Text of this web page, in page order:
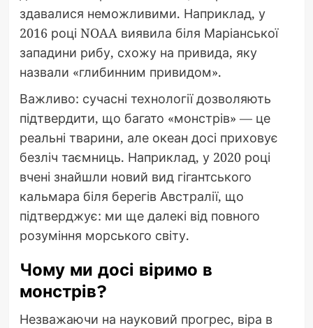
здавалися неможливими. Наприклад, у
2016 році NOAA виявила біля Маріанської
западини рибу, схожу на привида, яку
назвали «глибинним привидом».
Важливо: сучасні технології дозволяють
підтвердити, що багато «монстрів» — це
реальні тварини, але океан досі приховує
безліч таємниць. Наприклад, у 2020 році
вчені знайшли новий вид гігантського
кальмара біля берегів Австралії, що
підтверджує: ми ще далекі від повного
розуміння морського світу.
Чому ми досі віримо в
монстрів?
Незважаючи на науковий прогрес, віра в